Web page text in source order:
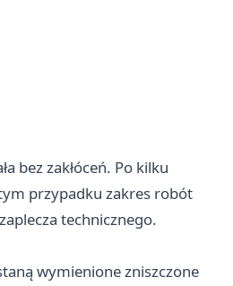
bez zakłóceń. Po kilku
przypadku zakres robót
technicznego.
wymienione zniszczone